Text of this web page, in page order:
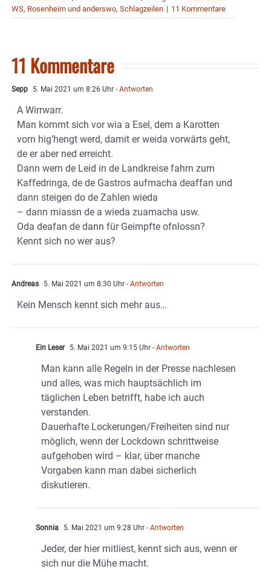
WS, Rosenheim und anderswo, Schlagzeilen | 11 Kommentare
11 Kommentare
Sepp 5. Mai 2021 um 8:26 Uhr - Antworten
A Wirrwarr.
Man kommt sich vor wia a Esel, dem a Karotten
vorn hig’hengt werd, damit er weida vorwärts geht,
de er aber ned erreicht.
Dann wern de Leid in de Landkreise fahrn zum
Kaffedringa, de de Gastros aufmacha deaffan und
dann steigen do de Zahlen wieda
– dann miassn de a wieda zuamacha usw.
Oda deafan de dann für Geimpfte ofnlossn?
Kennt sich no wer aus?
Andreas 5. Mai 2021 um 8:30 Uhr - Antworten
Kein Mensch kennt sich mehr aus…
Ein Leser 5. Mai 2021 um 9:15 Uhr - Antworten
Man kann alle Regeln in der Presse nachlesen
und alles, was mich hauptsächlich im
täglichen Leben betrifft, habe ich auch
verstanden.
Dauerhafte Lockerungen/Freiheiten sind nur
möglich, wenn der Lockdown schrittweise
aufgehoben wird – klar, über manche
Vorgaben kann man dabei sicherlich
diskutieren.
Sonnia 5. Mai 2021 um 9:28 Uhr - Antworten
Jeder, der hier mitliest, kennt sich aus, wenn er
sich nur die Mühe macht.